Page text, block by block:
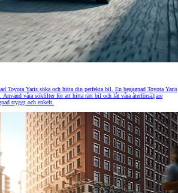
Toyota Yaris söka och hitta din perfekta bil. En begagnad Toyota Yaris
våra sökfilter för att hitta rätt bil och låt våra återförsäljare
tryggt och enkelt.